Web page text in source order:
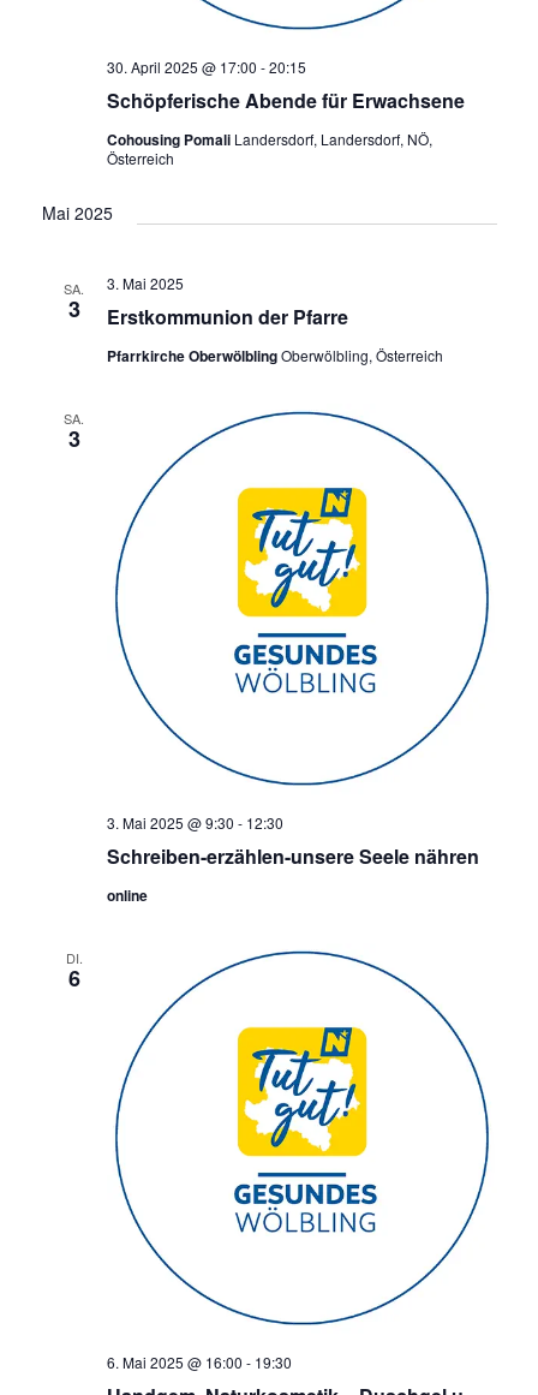
Schöpferische Abende für Erwachsene
30. April 2025 @ 17:00 -20:15
Cohousing Pomali Landersdorf, Landersdorf, NÖ,
Österreich
Mai 2025
SA.
3 Erstkommunion der Pfarre
3. Mai 2025
Pfarrkirche OberwölblingOberwölbling, Österreich
SA.
3
Schreiben-erzählen-unsere Seele nähren
3. Mai 2025 @ 9:30 - 12:30
online
DI.
6
6. Mai 2025 @ 16:00 - 19:30